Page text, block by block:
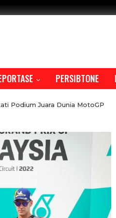
PERSIBTONE
Podium Juara Dunia MotoGP
REPORTASE